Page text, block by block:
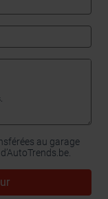
au garage
d’AutoTrends.be.